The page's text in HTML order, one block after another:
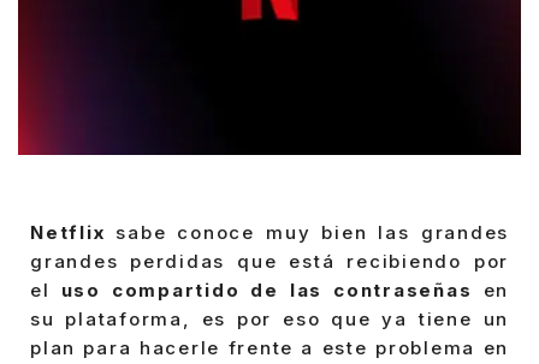
Netflix sabe conoce muy bien las grandes
grandes perdidas que está recibiendo por
el
uso compartido de las contraseñas
en
su plataforma, es por eso que ya tiene un
plan para hacerle frente a este problema en